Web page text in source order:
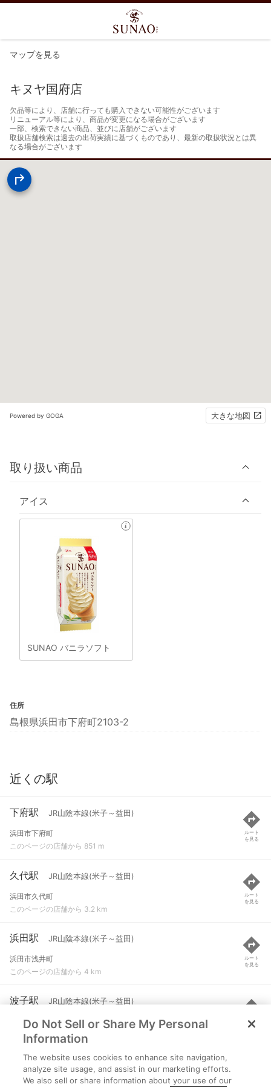
マップを見る
キヌヤ国府店
欠品等により、店舗に行っても購入できない可能性がございます
リニューアル等により、商品が変更になる場合がございます
一部、検索できない商品、並びに店舗がございます
取扱店舗検索は過去の出荷実績に基づくものであり、最新の取扱状況とは異
なる場合がございます
Powered by GOGA 大きな地図
取り扱い商品
アイス
SUNAO バニラソフト
住所
島根県浜田市下府町2103-2
近くの駅
下府駅 JR山陰本線(米子～益田)
浜田市下府町
このページの店舗から 851 m
ルート
を見る
久代駅 JR山陰本線(米子～益田)
浜田市久代町
このページの店舗から 3.2 km
ルート
を見る
浜田駅 JR山陰本線(米子～益田)
浜田市浅井町
このページの店舗から 4 km
ルート
を見る
波子駅 JR山陰本線(米子～益田)
江津市波子町
このページの店舗から 5.1 km
ルート
を見る
敬川駅 JR山陰本線(米子～益田)
江津市敬川町
Do Not Sell or Share My Personal
Information
The website uses cookies to enhance site navigation,
analyze site usage, and assist in our marketing efforts.
We also sell or share information about your use of our